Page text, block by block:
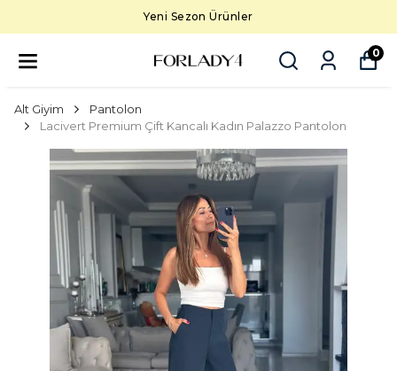
Yeni Sezon Ürünler
0
Alt Giyim
Pantolon
Lacivert Premium Çift Kancalı Kadın Palazzo Pantolon